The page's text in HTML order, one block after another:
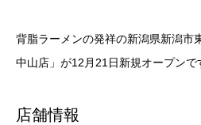
背脂ラーメンの発祥の新潟県新潟市
中山店」が12月21日新規オープンで
店舗情報